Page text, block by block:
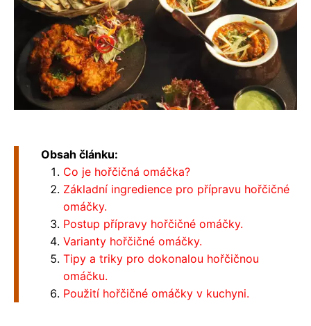
Obsah článku:
Co je hořčičná omáčka?
Základní ingredience pro přípravu hořčičné
omáčky.
Postup přípravy hořčičné omáčky.
Varianty hořčičné omáčky.
Tipy a triky pro dokonalou hořčičnou
omáčku.
Použití hořčičné omáčky v kuchyni.